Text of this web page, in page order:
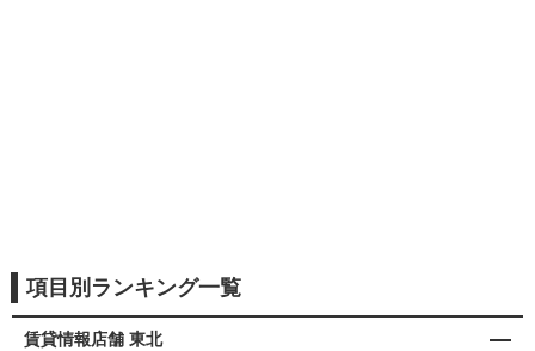
項目別ランキング一覧
賃貸情報店舗 東北